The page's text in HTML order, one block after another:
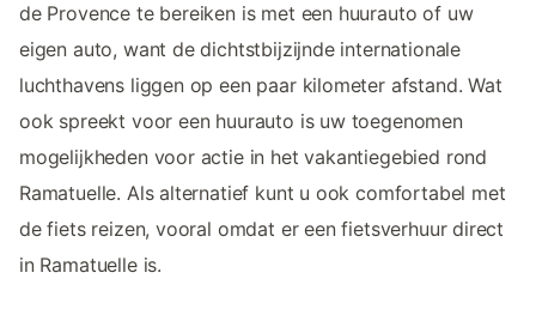
de Provence te bereiken is met een huurauto of uw
eigen auto, want de dichtstbijzijnde internationale
luchthavens liggen op een paar kilometer afstand. Wat
ook spreekt voor een huurauto is uw toegenomen
mogelijkheden voor actie in het vakantiegebied rond
Ramatuelle. Als alternatief kunt u ook comfortabel met
de fiets reizen, vooral omdat er een fietsverhuur direct
in Ramatuelle is.